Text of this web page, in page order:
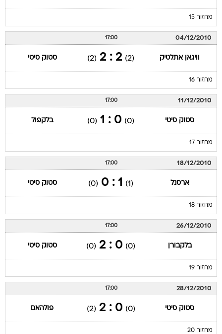
מחזור 15
04/12/2010
17:00
וויגאן אתלטיק (2)
2 : 2
(2) סטוק סיטי
מחזור 16
11/12/2010
17:00
סטוק סיטי (0)
0 : 1
(0) בלקפול
מחזור 17
18/12/2010
17:00
ארסנל (1)
1 : 0
(0) סטוק סיטי
מחזור 18
26/12/2010
17:00
בלקבורן (0)
0 : 2
(0) סטוק סיטי
מחזור 19
28/12/2010
17:00
סטוק סיטי (0)
0 : 2
(2) פולהאם
מחזור 20